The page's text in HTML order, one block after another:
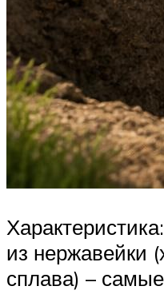
из нержавейки
сплава) –